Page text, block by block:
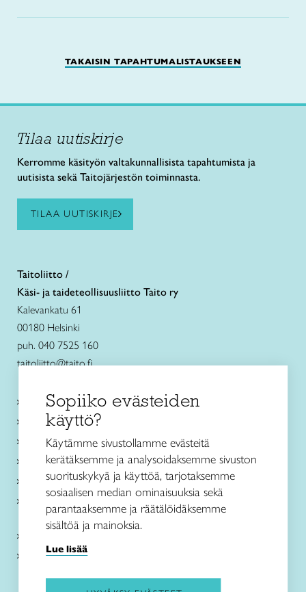
TAKAISIN TAPAHTUMALISTAUKSEEN
Tilaa uutiskirje
Kerromme käsityön valtakunnallisista tapahtumista ja
uutisista sekä Taitojärjestön toiminnasta.
TILAA UUTISKIRJE
Taitoliitto /
Käsi- ja taideteollisuusliitto Taito ry
Kalevankatu 61
00180 Helsinki
puh. 040 7525 160
taitoliitto@taito.fi
Käsityökurssit ja koulutus
Ajankohtaista
Käsityöohjeet
Me olemme Taito
Paikallinen toiminta
Verkkokaupat
Kirjaudu Arviin
Kirjaudu Taitocampukseen
Sopiiko evästeiden
käyttö?
Käytämme sivustollamme evästeitä
kerätäksemme ja analysoidaksemme sivuston
suorituskykyä ja käyttöä, tarjotaksemme
sosiaalisen median ominaisuuksia sekä
parantaaksemme ja räätälöidäksemme
sisältöä ja mainoksia.
Lue lisää